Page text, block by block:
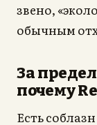
звено,
обычным
За
почему
Есть